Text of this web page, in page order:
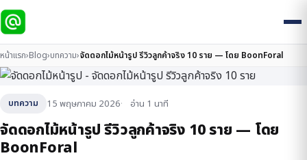
หน้าแรก›Blog›บทความ›จัดดอกไม้หน้ารูป รีวิวลูกค้าจริง 10 ราย — โดย BoonForal
บทความ 15 พฤษภาคม 2026 อ่าน 1 นาที
จัดดอกไม้หน้ารูป รีวิวลูกค้าจริง 10 ราย — โดย
BoonForal